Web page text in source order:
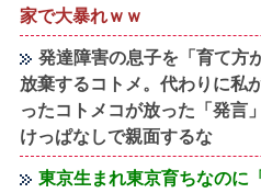
家で大暴れｗｗ
発達障害の息子を「育て方
放棄するコトメ。代わりに私
ったコトメコが放った「発言
けっぱなしで親面するな
東京生まれ東京育ちなのに